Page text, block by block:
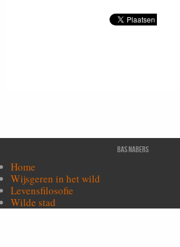
Bas Nabers
Home
Wijsgeren in het wild
Levensfilosofie
Wilde stad